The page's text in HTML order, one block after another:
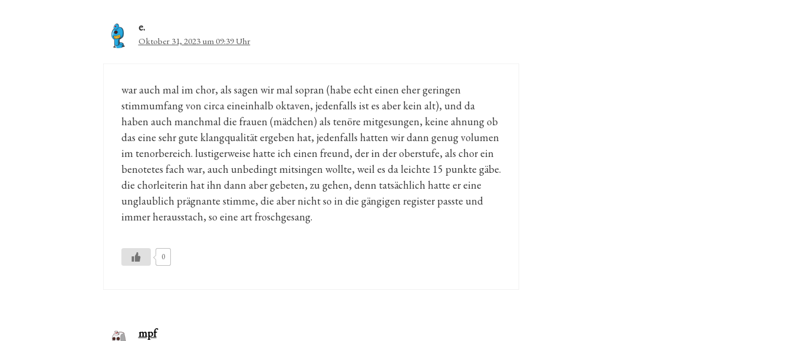
e.
Oktober 31, 2023 um 09:39 Uhr
war auch mal im chor, als sagen wir mal sopran (habe echt einen eher geringen
stimmumfang von circa eineinhalb oktaven, jedenfalls ist es aber kein alt), und da
haben auch manchmal die frauen (mädchen) als tenöre mitgesungen, keine ahnung ob
das eine sehr gute klangqualität ergeben hat, jedenfalls hatten wir dann genug volumen
im tenorbereich. lustigerweise hatte ich einen freund, der in der oberstufe, als chor ein
benotetes fach war, auch unbedingt mitsingen wollte, weil es da leichte 15 punkte gäbe.
die chorleiterin hat ihn dann aber gebeten, zu gehen, denn tatsächlich hatte er eine
unglaublich prägnante stimme, die aber nicht so in die gängigen register passte und
immer herausstach, so eine art froschgesang.
0
mpf